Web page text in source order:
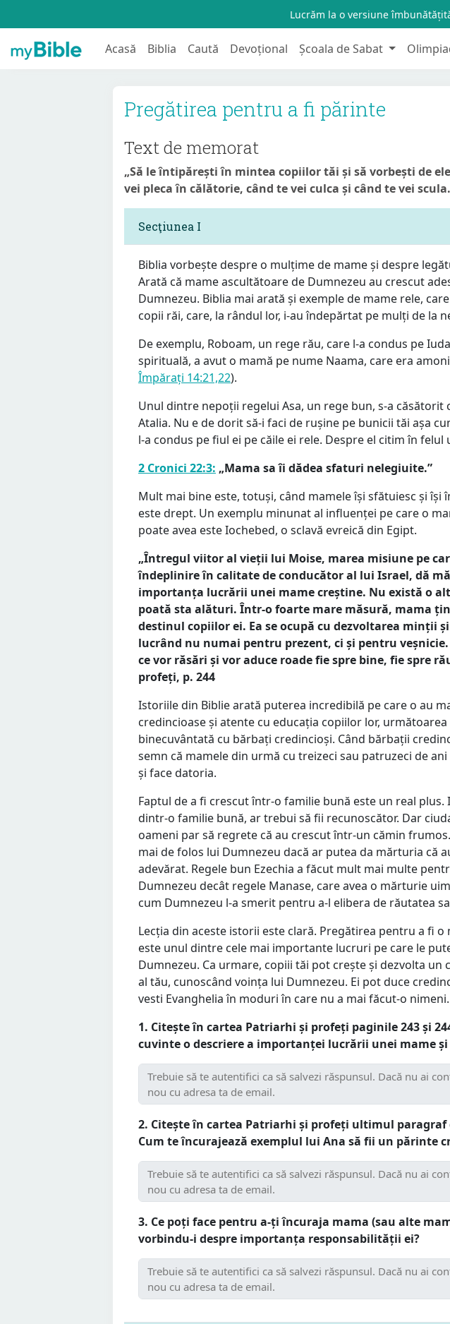
Lucrăm la o versiune
Acasă Biblia Caută Devoțional Școala de Sabat
Pregătirea pentru a fi părinte
Text de memorat
„Să le întipărești în mintea copiilor tăi și să vorbești de
vei pleca în călătorie, când te vei culca și când te vei
Secţiunea I
Biblia vorbește despre o mulțime de mame și despre
Arată că mame ascultătoare de Dumnezeu au crescut
Dumnezeu. Biblia mai arată și exemple de mame rele,
copii răi, care, la rândul lor, i-au îndepărtat pe mulți de la
De exemplu, Roboam, un rege rău, care l-a condus pe
spirituală, a avut o mamă pe nume Naama, care era
Împărați 14:21,22).
Unul dintre nepoții regelui Asa, un rege bun, s-a căsătorit
Atalia. Nu e de dorit să-i faci de rușine pe bunicii tăi așa
l-a condus pe fiul ei pe căile ei rele. Despre el citim în felul
2 Cronici 22:3: „Mama sa îi dădea sfaturi nelegiuite.”
Mult mai bine este, totuși, când mamele își sfătuiesc și își
este drept. Un exemplu minunat al influenței pe care o
poate avea este Iochebed, o sclavă evreică din Egipt.
„Întregul viitor al vieții lui Moise, marea misiune pe
îndeplinire în calitate de conducător al lui Israel, dă
importanța lucrării unei mame creștine. Nu există o
poată sta alături. Într-o foarte mare măsură, mama
destinul copiilor ei. Ea se ocupă cu dezvoltarea minții
lucrând nu numai pentru prezent, ci și pentru
ce vor răsări și vor aduce roade fie spre bine, fie spre
profeți, p. 244
Istoriile din Biblie arată puterea incredibilă pe care o au
credincioase și atente cu educația copiilor lor,
binecuvântată cu bărbați credincioși. Când bărbații
semn că mamele din urmă cu treizeci sau patruzeci de
și face datoria.
Faptul de a fi crescut într-o familie bună este un real plus.
dintr-o familie bună, ar trebui să fii recunoscător. Dar
oameni par să regrete că au crescut într-un cămin
mai de folos lui Dumnezeu dacă ar putea da mărturia că
adevărat. Regele bun Ezechia a făcut mult mai multe
Dumnezeu decât regele Manase, care avea o mărturie
cum Dumnezeu l-a smerit pentru a-l elibera de răutatea
Lecția din aceste istorii este clară. Pregătirea pentru a fi o
este unul dintre cele mai importante lucruri pe care le
Dumnezeu. Ca urmare, copiii tăi pot crește și dezvolta un
al tău, cunoscând voința lui Dumnezeu. Ei pot duce
vesti Evanghelia în moduri în care nu a mai făcut-o nimeni.
1. Citește în cartea Patriarhi și profeți paginile 243 și
cuvinte o descriere a importanței lucrării unei mame
2. Citește în cartea Patriarhi și profeți ultimul paragraf
Cum te încurajează exemplul lui Ana să fii un părinte
3. Ce poți face pentru a-ți încuraja mama (sau alte
vorbindu-i despre importanța responsabilității ei?